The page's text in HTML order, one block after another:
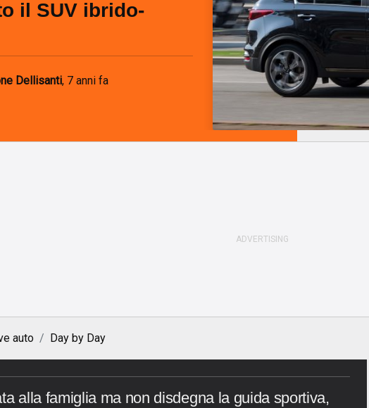
il SUV ibrido-
Dellisanti, 7 anni fa
auto Day by Day
alla famiglia ma non disdegna la guida sportiva,